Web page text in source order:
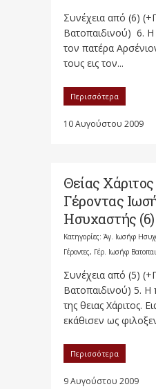
Συνέχεια από (6)
Βατοπαιδινού) 6. Η
τον πατέρα
τους εις τον...
Περισσότερα
10 Αυγούστου 2009
Θείας
Γέροντας
Ησυχαστής (6)
Κατηγορίες: Άγ. Ιωσήφ
Γέροντες, Γέρ. Ιωσήφ
Συνέχεια από (5)
Βατοπαιδινού) 5. Η
της θειας Χάριτος.
εκάθισεν ως
Περισσότερα
9 Αυγούστου 2009